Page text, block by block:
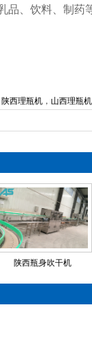
、饮料、制药
陕西理瓶机 ， 山西理瓶机
陕西瓶身吹干机